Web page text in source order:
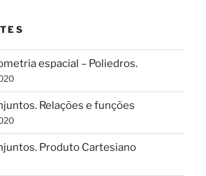
espacial – Poliedros.
Relações e funções
Produto Cartesiano